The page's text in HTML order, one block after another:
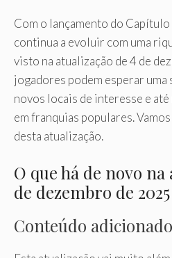
Com o lançamento do
continua a evoluir com uma
visto na atualização de 4 de
jogadores podem esperar
novos locais de interesse e
em franquias populares.
desta atualização.
O que há de novo na
de dezembro de 2025
Conteúdo adicionado